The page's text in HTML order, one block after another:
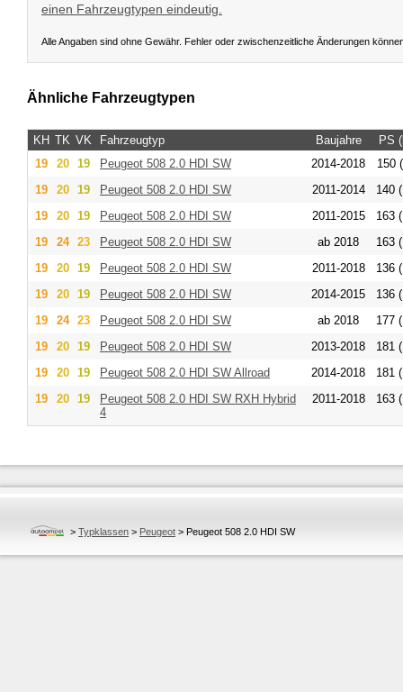
einen Fahrzeugtypen eindeutig.
Alle Angaben sind ohne Gewähr. Fehler oder zwischenzeitliche Änderungen
Ähnliche Fahrzeugtypen
KH TK VK Fahrzeugtyp Baujahre
PS
19
20 19 Peugeot 508 2.0 HDI SW 2014-2018
150
19
20 19 Peugeot 508 2.0 HDI SW 2011-2014
140
19
20 19 Peugeot 508 2.0 HDI SW 2011-2015
163
19
24 23 Peugeot 508 2.0 HDI SW ab 2018
163
19
20 19 Peugeot 508 2.0 HDI SW 2011-2018
136
19
20 19 Peugeot 508 2.0 HDI SW 2014-2015
136
19
24 23 Peugeot 508 2.0 HDI SW ab 2018
177
19
20 19 Peugeot 508 2.0 HDI SW 2013-2018
181
19
20 19 Peugeot 508 2.0 HDI SW Allroad 2014-2018
181
19
20 19 Peugeot 508 2.0 HDI SW RXH Hybrid
4
2011-2018 163
> Typklassen > Peugeot > Peugeot 508 2.0 HDI SW